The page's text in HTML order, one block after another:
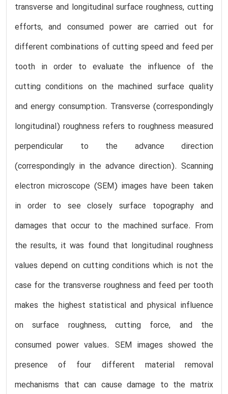
transverse and longitudinal surface roughness, cutting
efforts, and consumed power are carried out for
different combinations of cutting speed and feed per
tooth in order to evaluate the influence of the
cutting conditions on the machined surface quality
and energy consumption. Transverse (correspondingly
longitudinal) roughness refers to roughness measured
perpendicular to the advance direction
(correspondingly in the advance direction). Scanning
electron microscope (SEM) images have been taken
in order to see closely surface topography and
damages that occur to the machined surface. From
the results, it was found that longitudinal roughness
values depend on cutting conditions which is not the
case for the transverse roughness and feed per tooth
makes the highest statistical and physical influence
on surface roughness, cutting force, and the
consumed power values. SEM images showed the
presence of four different material removal
mechanisms that can cause damage to the matrix